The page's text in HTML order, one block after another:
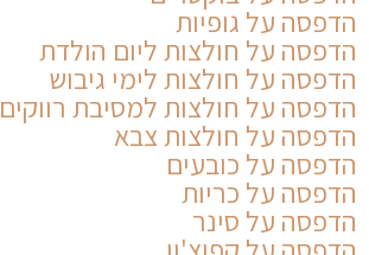
הדפסה על גופיות
הדפסה על חולצות ליום הולדת
הדפסה על חולצות לימי גיבוש
הדפסה על חולצות למסיבת רווקים
הדפסה על חולצות צבא
הדפסה על כובעים
הדפסה על כריות
הדפסה על סינר